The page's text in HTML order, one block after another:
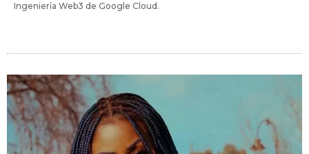
Ingeniería Web3 de Google Cloud.